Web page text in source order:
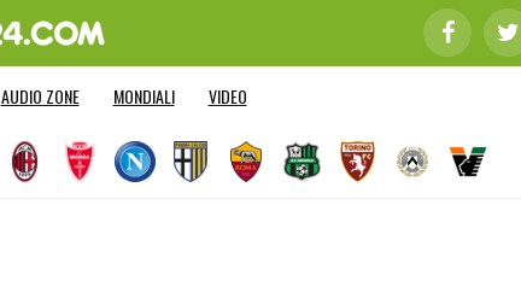
AUDIO ZONE MONDIALI VIDEO